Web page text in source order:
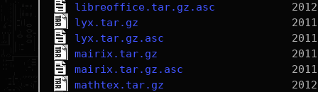
libreoffice.tar.gz.asc
lyx.tar.gz
lyx.tar.gz.asc
mairix.tar.gz
mairix.tar.gz.asc
mathtex.tar.gz